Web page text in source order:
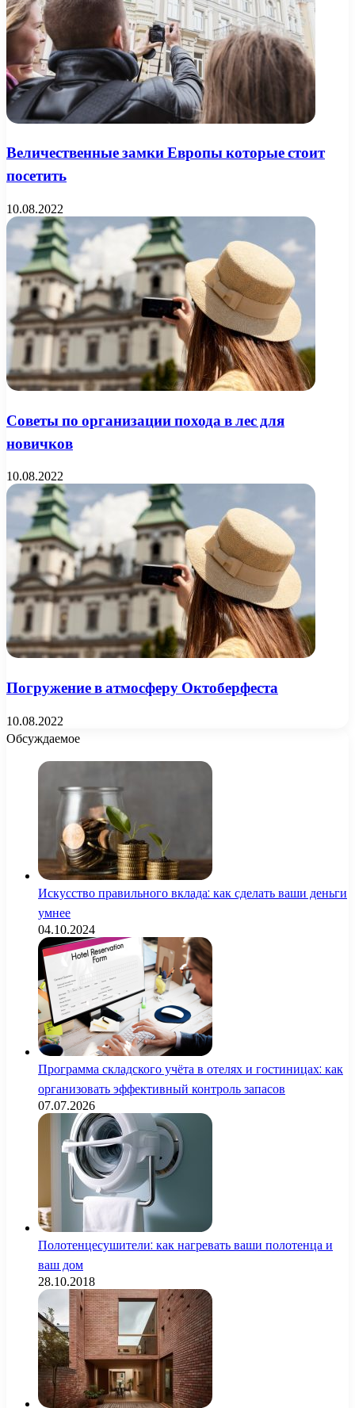
Величественные замки Европы которые стоит
посетить
10.08.2022
Советы по организации похода в лес для
новичков
10.08.2022
Погружение в атмосферу Октоберфеста
10.08.2022
Обсуждаемое
Искусство правильного вклада: как сделать ваши деньги
умнее
04.10.2024
Программа складского учёта в отелях и гостиницах: как
организовать эффективный контроль запасов
07.07.2026
Полотенцесушители: как нагревать ваши полотенца и
ваш дом
28.10.2018